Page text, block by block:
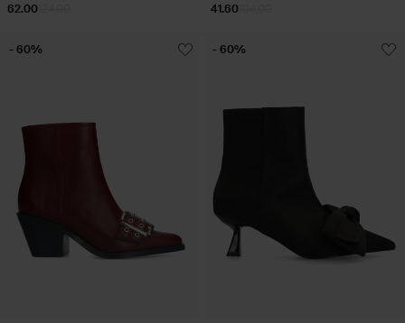
62.00 41.60
- 60% - 60%